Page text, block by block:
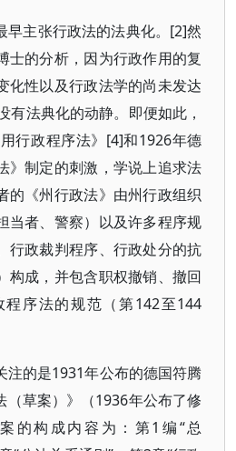
早主张行政法的法典化。[2]然
士的分析，因为行政作用的复
化性以及行政法学的尚未发达
有法典化的动静。即便如此，
行政程序法》[4]和1926年德
》制定的刺激，学说上追求法
的《州行政法》由州行政组织
当者、警察）以及许多程序规
行政裁判程序、行政处分的抗
构成，并包含职权撤销、撤回
序法的规范（第142至144
注的是1931年公布的德国符腾
（草案）》（1936年公布了修
的构成内容为：第1编“总